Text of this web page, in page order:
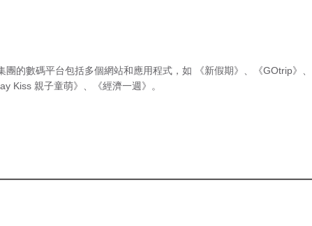
團的數碼平台包括多個網站和應用程式，如 《新假期》 《GOtrip》
Kiss 親子童萌》
《經濟一週》 。